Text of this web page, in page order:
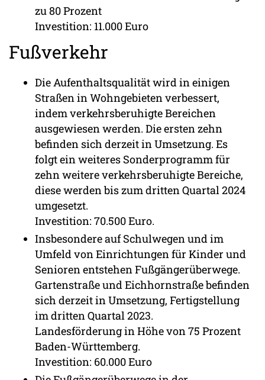
zu 80 Prozent
Investition: 11.000 Euro
Fußverkehr
Die Aufenthaltsqualität wird in einigen
Straßen in Wohngebieten verbessert,
indem verkehrsberuhigte Bereichen
ausgewiesen werden. Die ersten zehn
befinden sich derzeit in Umsetzung. Es
folgt ein weiteres Sonderprogramm für
zehn weitere verkehrsberuhigte Bereiche,
diese werden bis zum dritten Quartal 2024
umgesetzt.
Investition: 70.500 Euro.
Insbesondere auf Schulwegen und im
Umfeld von Einrichtungen für Kinder und
Senioren entstehen Fußgängerüberwege.
Gartenstraße und Eichhornstraße befinden
sich derzeit in Umsetzung, Fertigstellung
im dritten Quartal 2023.
Landesförderung in Höhe von 75 Prozent
Baden-Württemberg.
Investition: 60.000 Euro